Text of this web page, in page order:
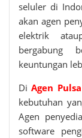
seluler di
akan agen
elektrik
bergabung
keuntungan
DiAgen
kebutuhan
Agen
software